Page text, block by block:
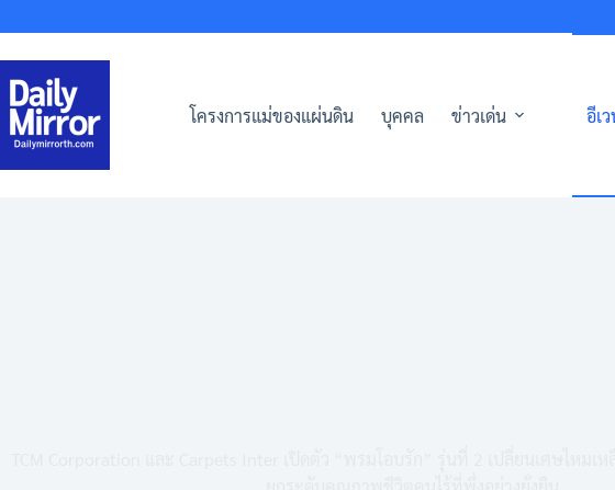
to
content
โครงการแม่ของแผ่นดิน บุคคล ข่าวเด่น อีเ